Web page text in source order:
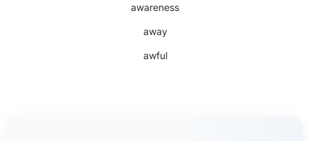
awareness
away
awful